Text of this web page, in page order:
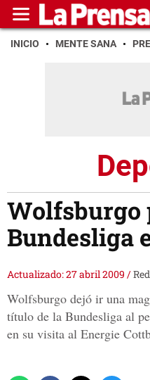
INICIO MENTE SANA
Wolfsburgo
Bundesliga
Actualizado: 27 abril 2009 /
Wolfsburgo dejó ir una
título de la Bundesliga al
en su visita al Energie